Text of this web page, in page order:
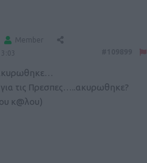
Member
τις Πρεσπες…..ακυρωθηκε?
κ@λου)